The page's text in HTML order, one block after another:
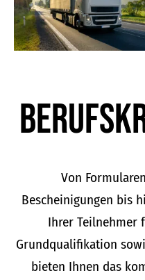
Von
Bescheinigungen bis
Ihrer Teilnehmer
Grundqualifikation
bieten Ihnen das